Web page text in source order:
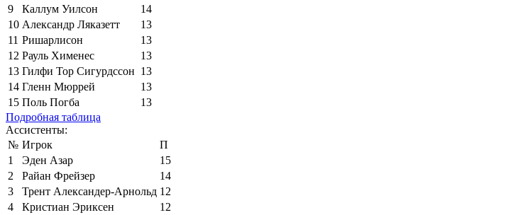
9
Каллум Уилсон
14
10 Александр Ляказетт
13
11 Ришарлисон
13
12 Рауль Хименес
13
13 Гилфи Тор Сигурдссон 13
14 Гленн Мюррей
13
15 Поль Погба
13
Подробная таблица
Ассистенты:
№ Игрок
П
1
Эден Азар
15
2
Райан Фрейзер
14
3
Трент Александер-Арнольд 12
4
Кристиан Эриксен
12